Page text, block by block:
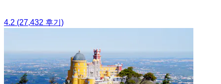
4.2 (27,432 후기)